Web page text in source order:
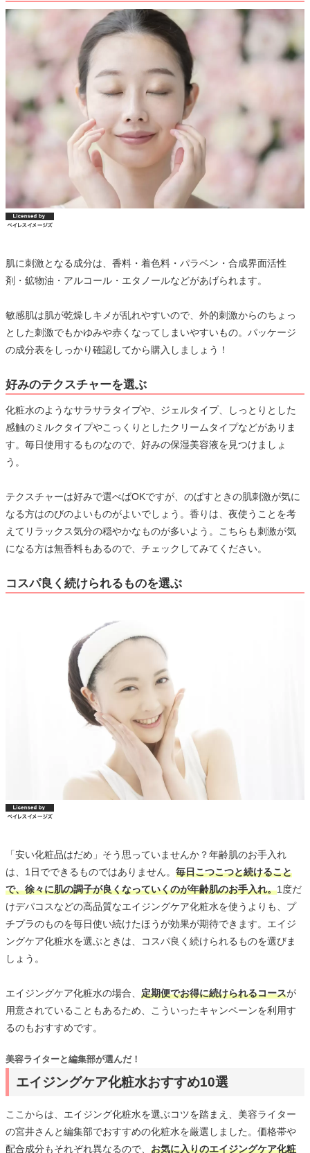
肌に刺激となる成分は、香料・着色料・パラベン・合成界面活性
剤・鉱物油・アルコール・エタノールなどがあげられます。
敏感肌は肌が乾燥しキメが乱れやすいので、外的刺激からのちょっ
とした刺激でもかゆみや赤くなってしまいやすいもの。パッケージ
の成分表をしっかり確認してから購入しましょう！
好みのテクスチャーを選ぶ
化粧水のようなサラサラタイプや、ジェルタイプ、しっとりとした
感触のミルクタイプやこっくりとしたクリームタイプなどがありま
す。毎日使用するものなので、好みの保湿美容液を見つけましょ
う。
テクスチャーは好みで選べばOKですが、のばすときの肌刺激が気に
なる方はのびのよいものがよいでしょう。香りは、夜使うことを考
えてリラックス気分の穏やかなものが多いよう。こちらも刺激が気
になる方は無香料もあるので、チェックしてみてください。
コスパ良く続けられるものを選ぶ
「安い化粧品はだめ」そう思っていませんか？年齢肌のお手入れ
は、1日でできるものではありません。 毎日こつこつと続けること
で、徐々に肌の調子が良くなっていくのが年齢肌のお手入れ。1度だ
けデパコスなどの高品質なエイジングケア化粧水を使うよりも、プ
チプラのものを毎日使い続けたほうが効果が期待できます。エイジ
ングケア化粧水を選ぶときは、コスパ良く続けられるものを選びま
しょう。
エイジングケア化粧水の場合、 定期便でお得に続けられるコースが
用意されていることもあるため、こういったキャンペーンを利用す
るのもおすすめです。
エイジングケア化粧水おすすめ10選
美容ライターと編集部が選んだ！
ここからは、エイジング化粧水を選ぶコツを踏まえ、美容ライター
の宮井さんと編集部でおすすめの化粧水を厳選しました。価格帯や
配合成分もそれぞれ異なるので、 お気に入りのエイジングケア化粧